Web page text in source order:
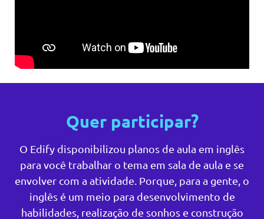
Quer participar?
O Edify disponibilizou planos de aula em inglês
para você trabalhar o tema em sala de aula e se
envolver com a atividade. Porque, para a gente, o
inglês é um meio para desenvolvimento de
habilidades, realização de sonhos e construção